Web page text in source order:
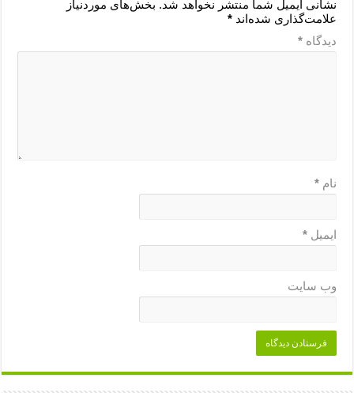
نشانی ایمیل شما منتشر نخواهد شد. بخش‌های موردنیاز
علامت‌گذاری شده‌اند*
دیدگاه*
نام*
ایمیل*
وب‌ سایت